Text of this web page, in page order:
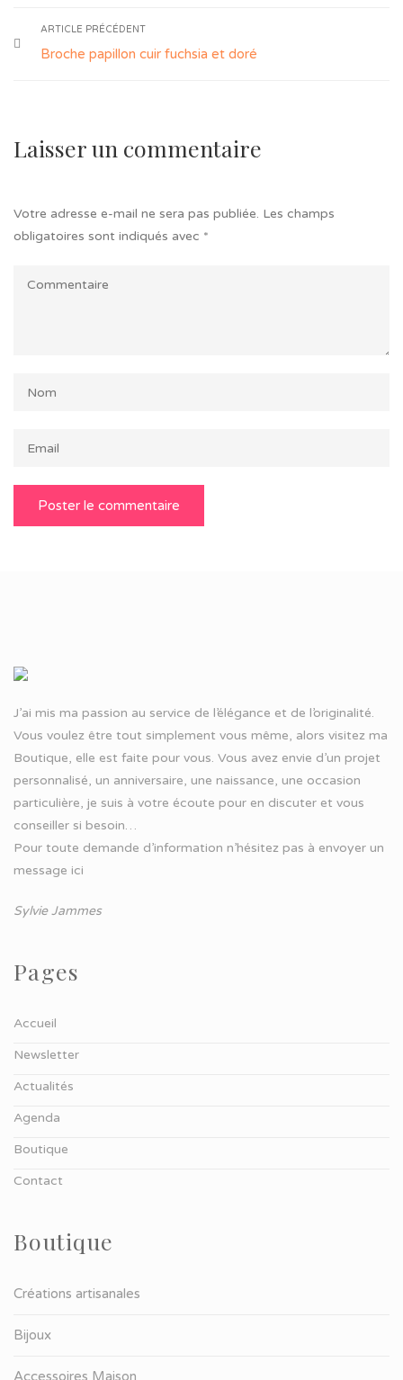
ARTICLE PRÉCÉDENT
Broche papillon cuir fuchsia et doré
Laisser un commentaire
Votre adresse e-mail ne sera pas publiée. Les champs
obligatoires sont indiqués avec *
J’ai mis ma passion au service de l’élégance et de l’originalité.
Vous voulez être tout simplement vous même, alors visitez ma
Boutique, elle est faite pour vous. Vous avez envie d’un projet
personnalisé, un anniversaire, une naissance, une occasion
particulière, je suis à votre écoute pour en discuter et vous
conseiller si besoin…
Pour toute demande d’information n’hésitez pas à envoyer un
message ici
Sylvie Jammes
Pages
Accueil
Newsletter
Actualités
Agenda
Boutique
Contact
Boutique
Créations artisanales
Bijoux
Accessoires Maison